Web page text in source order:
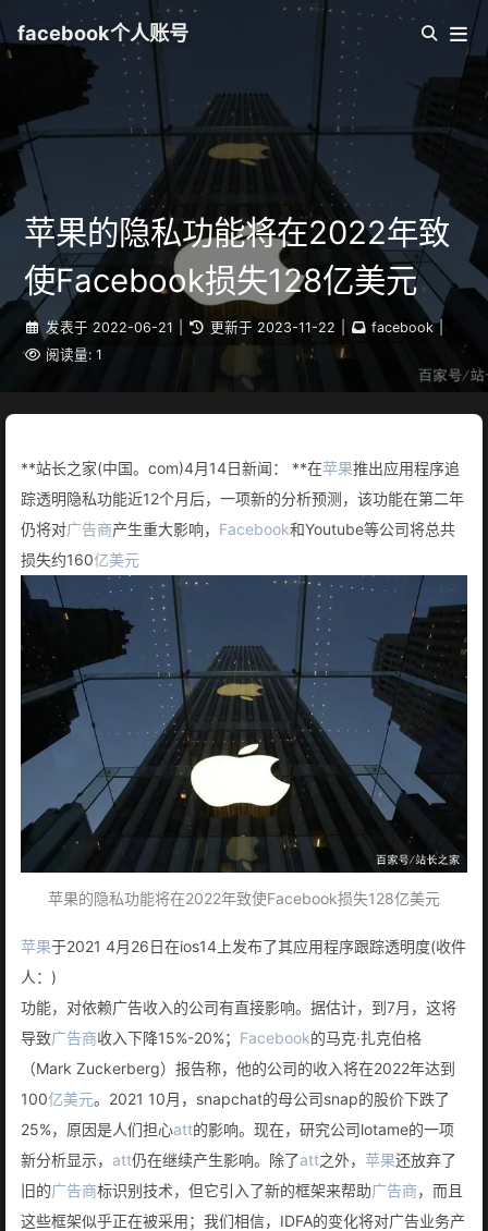
facebook个人账号
苹果的隐私功能将在2022年致
使Facebook损失128亿美元
发表于 2022-06-21 更新于 2023-11-22 facebook |
阅读量: 1
**站长之家(中国。com)4月14日新闻： **在苹果推出应用程序追
踪透明隐私功能近12个月后，一项新的分析预测，该功能在第二年
仍将对广告商产生重大影响， Facebook和Youtube等公司将总共
损失约160亿美元
苹果的隐私功能将在2022年致使Facebook损失128亿美元
苹果于2021 4月26日在ios14上发布了其应用程序跟踪透明度(收件
人：)
功能，对依赖广告收入的公司有直接影响。据估计，到7月，这将
导致广告商收入下降15%-20%； Facebook的马克·扎克伯格
（Mark Zuckerberg）报告称，他的公司的收入将在2022年达到
100亿美元。2021 10月，snapchat的母公司snap的股价下跌了
25%，原因是人们担心att的影响。现在，研究公司lotame的一项
新分析显示， att仍在继续产生影响。除了att之外， 苹果还放弃了
旧的广告商标识别技术，但它引入了新的框架来帮助广告商，而且
这些框架似乎正在被采用；我们相信，IDFA的变化将对广告业务产